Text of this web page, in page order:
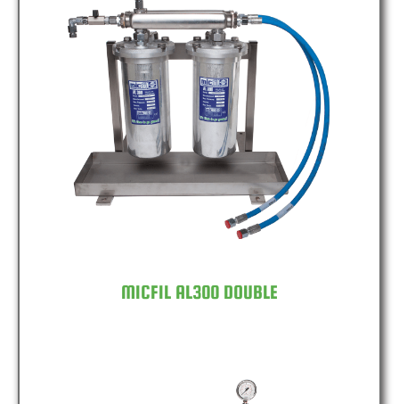
MICFIL AL300 DOUBLE
MICFIL AL300 DOUBLE